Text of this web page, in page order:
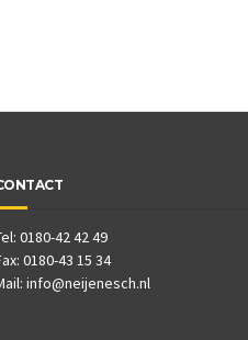
0180-42 42 49
0180-43 15 34
info@neijenesch.nl